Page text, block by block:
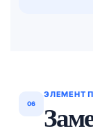
06
ЭЛЕМЕНТ